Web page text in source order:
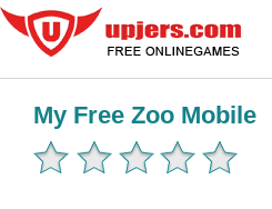
My Free Zoo Mobile